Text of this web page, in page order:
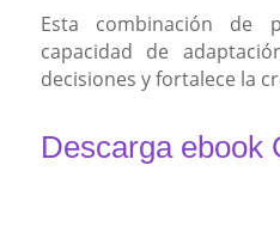
Esta combinación de
capacidad de
decisiones y fortalece la
Descarga ebook